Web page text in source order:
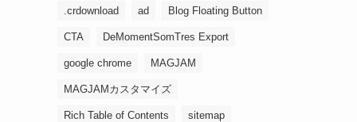
.crdownload ad Blog Floating Button
CTA DeMomentSomTres Export
google chrome MAGJAM
MAGJAMカスタマイズ
Rich Table of Contents sitemap